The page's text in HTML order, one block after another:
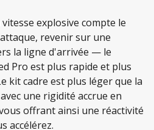
explosive compte le
revenir sur une
la ligne d'arrivée — le
Pro est plus rapide et plus
kit cadre est plus léger que la
une rigidité accrue en
offrant ainsi une réactivité
accélérez.